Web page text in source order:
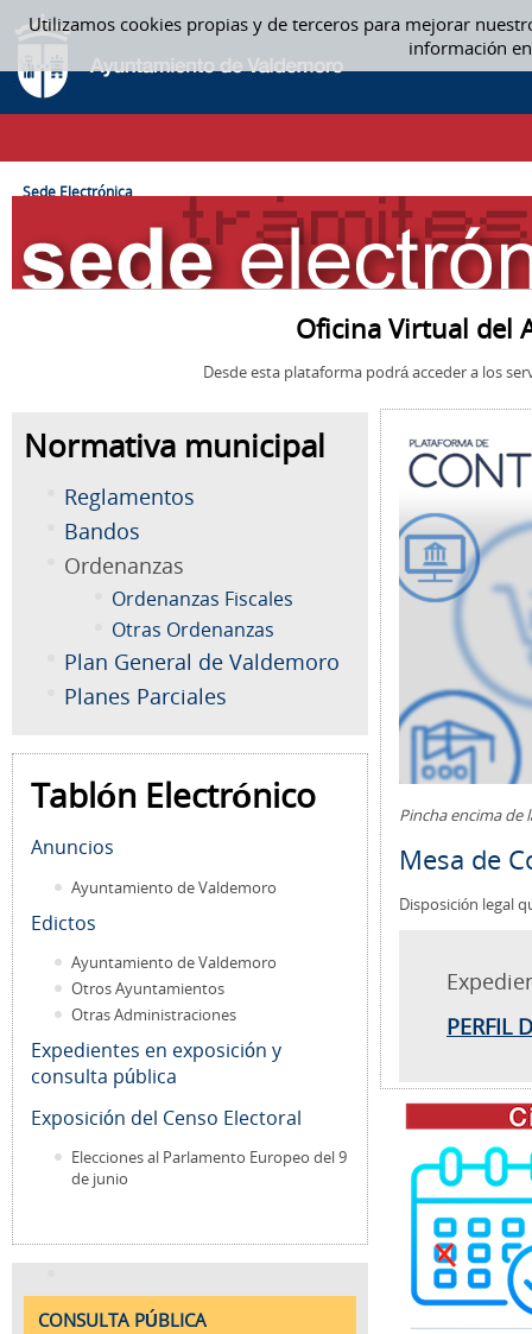
Utilizamos cookies propias y de terceros para mejorar
información
Saltar al contenido
SEDE ELECTRÓNICA
CAMINO DE MIGAS
Sede Electrónica
Oficina Virtual del
Desde esta plataforma podrá acceder a los
Normativa municipal
Reglamentos
Bandos
Ordenanzas
Ordenanzas Fiscales
Otras Ordenanzas
Plan General de Valdemoro
Planes Parciales
Tablón Electrónico
Anuncios
Ayuntamiento de Valdemoro
Edictos
Ayuntamiento de Valdemoro
Otros Ayuntamientos
Otras Administraciones
Expedientes en exposición y
consulta pública
Exposición del Censo Electoral
Elecciones al Parlamento Europeo del 9
de junio
CONSULTA PÚBLICA
Pincha encima de
Mesa de
Disposición legal
PERFIL